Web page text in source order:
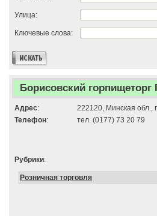
Улица:
Ключевые слова:
Борисовский
Адрес:
222120, Минская обл.,
Телефон: тел. (0177) 73 20 79
Рубрики:
Розничная торговля